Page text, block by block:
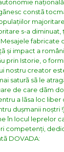
constã
s-a
Mesajele fabricate
și impact a
prin Istorie, o
nostru creator
saturã sã le
de care dãm
a lãsa loc
dușmanii noștri
în locul leprelor
competenți,
DOVADA: